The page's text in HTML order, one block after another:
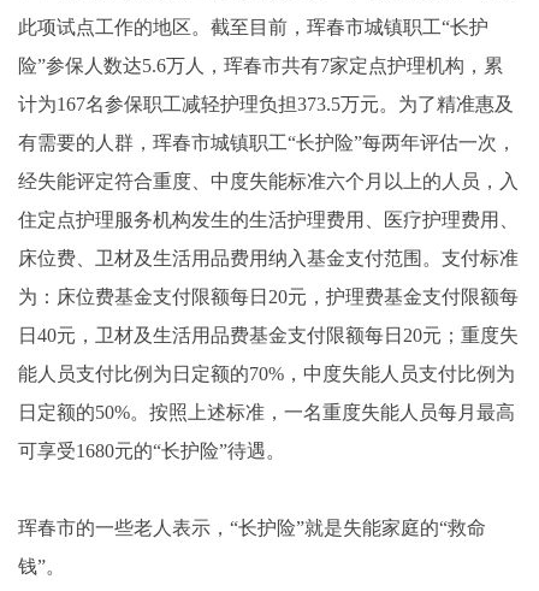
此项试点工作的地区。截至目前，珲春市城镇职工“长护
险”参保人数达5.6万人，珲春市共有7家定点护理机构，累
计为167名参保职工减轻护理负担373.5万元。为了精准惠及
有需要的人群，珲春市城镇职工“长护险”每两年评估一次，
经失能评定符合重度、中度失能标准六个月以上的人员，入
住定点护理服务机构发生的生活护理费用、医疗护理费用、
床位费、卫材及生活用品费用纳入基金支付范围。支付标准
为：床位费基金支付限额每日20元，护理费基金支付限额每
日40元，卫材及生活用品费基金支付限额每日20元；重度失
能人员支付比例为日定额的70%，中度失能人员支付比例为
日定额的50%。按照上述标准，一名重度失能人员每月最高
可享受1680元的“长护险”待遇。
珲春市的一些老人表示，“长护险”就是失能家庭的“救命
钱”。